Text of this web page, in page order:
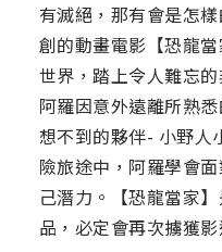
有滅絕，那有會是怎
創的動畫電影【恐龍
世界，踏上令人難忘
阿羅因意外遠離所熟
想不到的夥伴- 小野人
險旅途中，阿羅學會
己潛力。【恐龍當家
品，必定會再次擄獲影